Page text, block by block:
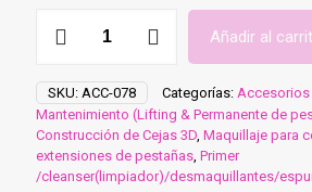
B5
gel
/extensiones
de
pestañas/cejas
(ACC-
Añadir al
SKU: ACC-078 Categorías:
Mantenimiento (Lifting & Permanente de
Construcción de Cejas 3D, Maquillaje para
extensiones de pestañas, Primer
/cleanser(limpiador)/desmaquillantes/